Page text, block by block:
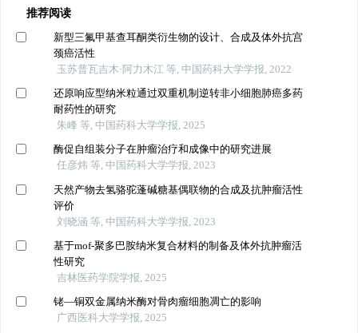
推荐阅读
新型三氟甲基查耳酮类衍生物的设计、合成及体外抗宫
颈癌活性
玉苏普瓦吉木·阿力木江 等, 中国药科大学学报, 2022
还原响应型纳米粒通过双重机制逆转非小细胞肺癌多药
耐药性的研究
朱峰 等, 中国药科大学学报, 2025
酶促自组装分子在肿瘤治疗和成像中的研究进展
任彦炜 等, 中国药科大学学报, 2023
天然产物去氢骆驼蓬碱糖基偶联物的合成及抗肿瘤活性
评价
刘晓涵 等, 中国药科大学学报, 2023
基于mof-聚多巴胺纳米复合材料的制备及体外抗肿瘤活
性研究
吉林医药学院学报, 2025
铑—铜双金属纳米酶对骨肉瘤细胞凋亡的影响
广西医科大学学报, 2025